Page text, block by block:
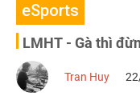
eSports
LMHT - Gà thì
Tran Huy